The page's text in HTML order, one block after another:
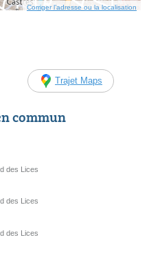
Corriger l’adresse ou la localisation
Trajet Maps
commun
des Lices
des Lices
des Lices